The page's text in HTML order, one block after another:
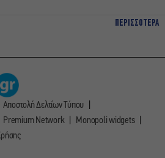
ΠΕΡΙΣΣΟΤΕΡΑ
Αποστολή Δελτίων Τύπου
Premium Network
Monopoli widgets